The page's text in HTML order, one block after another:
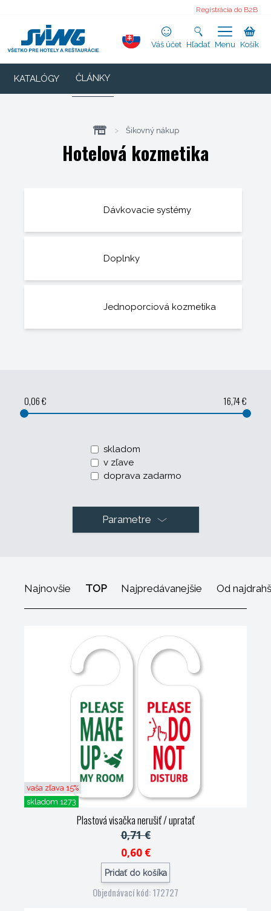
Registrácia do B2B
Váš účet Hľadať Menu Košík
KATALÓGY ČLÁNKY
> Šikovný nákup
Hotelová kozmetika
Dávkovacie systémy
Doplnky
Jednoporciová kozmetika
0,06 € 16,74 €
skladom
v zľave
doprava zadarmo
Parametre
Najnovšie TOP Najpredávanejšie Od
vaša zľava 15%
skladom 1273
Plastová visačka nerušiť / upratať
0,71 €
0,60 €
Pridať do košíka
Objednávací kód: 172727